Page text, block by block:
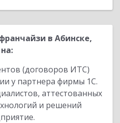
в Абинске,
(договоров ИТС)
у партнера фирмы 1С.
аттестованных
и решений